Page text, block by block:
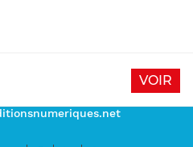
d'aide
VOIR